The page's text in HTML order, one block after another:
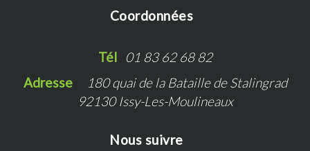
Coordonnées
Tél
01 83 62 68 82
Adresse
180 quai de la Bataille de Stalingrad
92130 Issy-Les-Moulineaux
Nous suivre